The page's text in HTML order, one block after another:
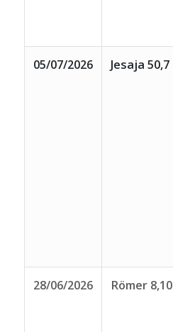
05/07/2026 Jesaja 50,7
28/06/2026 Römer 8,10